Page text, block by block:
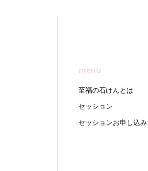
menu
至福の石けんとは
セッション
セッションお申し込み